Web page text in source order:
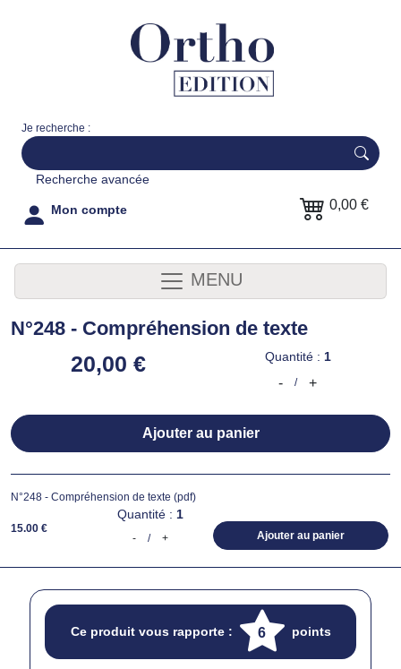
Je recherche :
Recherche avancée
Mon compte 0,00 €
MENU
N°248 - Compréhension de texte
20,00 € Quantité : 1
- / +
Ajouter au panier
N°248 - Compréhension de texte (pdf)
15.00 €
Quantité : 1
- / + Ajouter au panier
Ce produit vous rapporte : 6 points